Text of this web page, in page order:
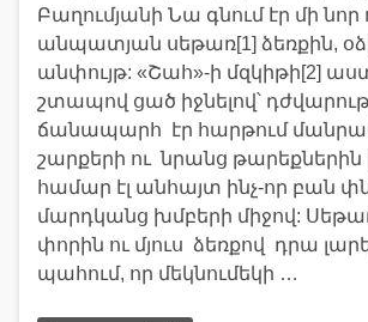
Բաղումյանի Նա գնում էր մի նոր
անպատյան սեթառ[1] ձեռքին,
անփույթ: «Շահ»-ի մզկիթի[2]
շտապով ցած իջնելով՝
ճանապարհ էր հարթում
շարքերի ու նրանց թարեքներին
համար էլ անհայտ ինչ-որ բան
մարդկանց խմբերի միջով:
փորին ու մյուս ձեռքով դրա
պահում, որ մեկնումեկի …